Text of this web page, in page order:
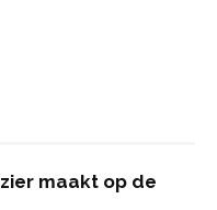
maakt op de